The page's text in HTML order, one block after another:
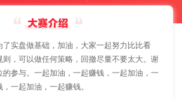
了实盘做基础，加油，大家一起努力比比看
则，可以做任何策略，回撤尽量不要太大。谢
的参与。一起加油，一起赚钱，一起加油，一
，一起加油，一起赚钱。